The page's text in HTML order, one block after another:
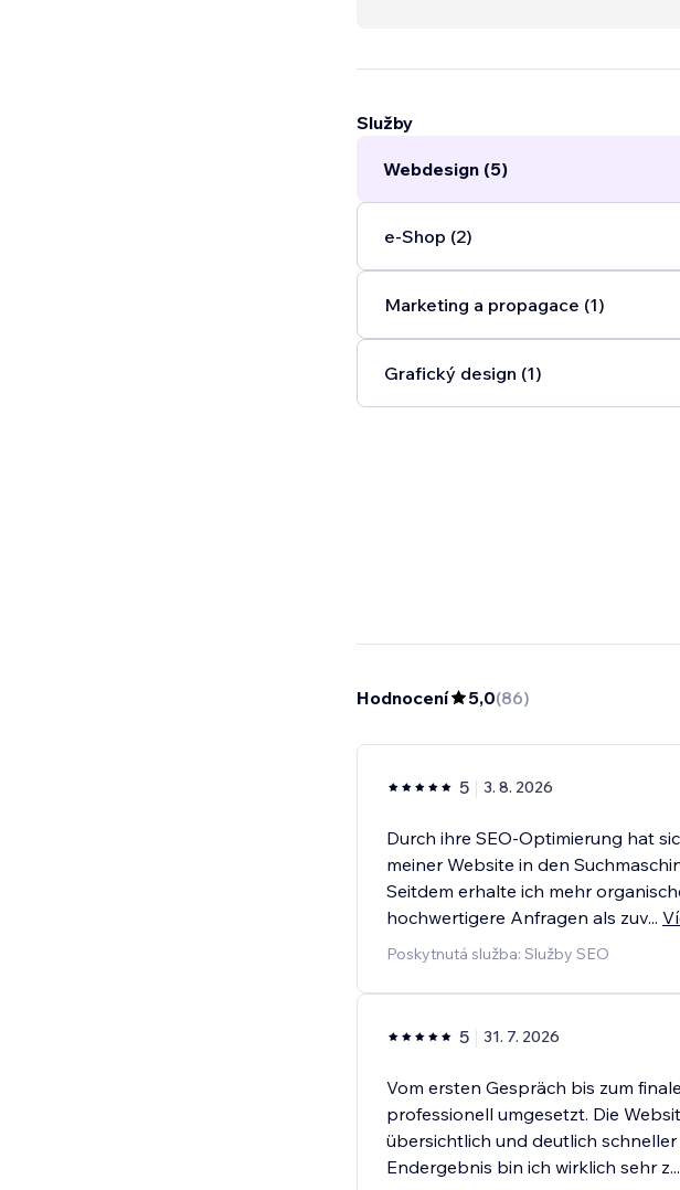
Služby
Webdesign (5)
e‑Shop (2)
Marketing a propagace (1)
Grafický design (1)
Hodnocení 5,0(86)
5 3. 8. 2026
Durch ihre SEO-Optimierung hat
meiner Website in den
Seitdem erhalte ich mehr
hochwertigere Anfragen als zuv...
Poskytnutá služba: Služby SEO
5 31. 7. 2026
Vom ersten Gespräch bis zum
professionell umgesetzt. Die
übersichtlich und deutlich
Endergebnis bin ich wirklich sehr z...